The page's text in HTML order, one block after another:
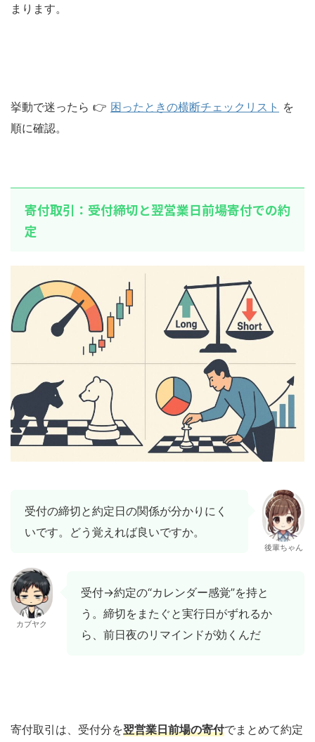
まります。
挙動で迷ったら 👉 困ったときの横断チェックリスト を
順に確認。
寄付取引：受付締切と翌営業日前場寄付での約
定
受付の締切と約定日の関係が分かりにく
いです。どう覚えれば良いですか。
後輩ちゃん
カブヤク
受付→約定の“カレンダー感覚”を持と
う。締切をまたぐと実行日がずれるか
ら、前日夜のリマインドが効くんだ
寄付取引は、受付分を翌営業日前場の寄付でまとめて約定